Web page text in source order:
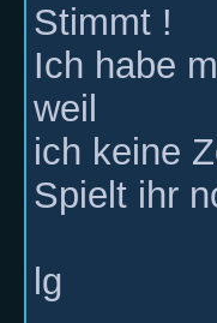
Stimmt !
Ich habe
weil
ich keine
Spielt ihr
lg